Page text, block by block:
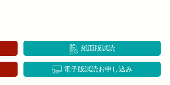
紙面版試読
電子版試読お申し込み